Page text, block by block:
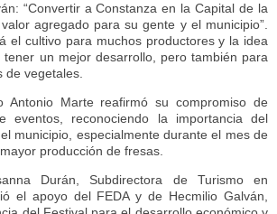
“Convertir a Constanza en la Capital de la
agregado para su gente y el municipio”.
el cultivo para muchos productores y la idea
un mejor desarrollo, pero también para
de vegetales.
Antonio Marte reafirmó su compromiso de
eventos, reconociendo la importancia del
municipio, especialmente durante el mes de
producción de fresas.
Durán, Subdirectora de Turismo en
el apoyo del FEDA y de Hecmilio Galván,